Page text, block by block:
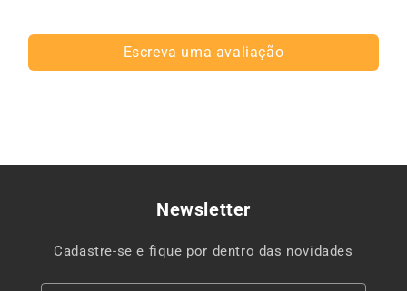
Escreva uma avaliação
Newsletter
Cadastre-se e fique por dentro das novidades